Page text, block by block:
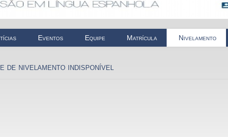
Eventos Equipe Matrícula Nivelamento
de nivelamento indisponível